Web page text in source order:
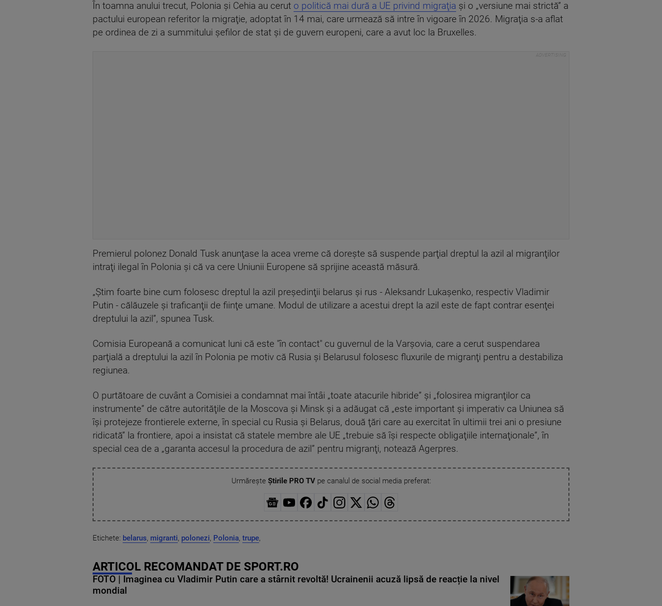
În toamna anului trecut, Polonia şi Cehia au cerut o politică mai dură a UE privind migraţia şi o „versiune mai strictă” a
pactului european referitor la migraţie, adoptat în 14 mai, care urmează să intre în vigoare în 2026. Migraţia s-a aflat
pe ordinea de zi a summitului şefilor de stat şi de guvern europeni, care a avut loc la Bruxelles.
Premierul polonez Donald Tusk anunţase la acea vreme că doreşte să suspende parţial dreptul la azil al migranţilor
intraţi ilegal în Polonia şi că va cere Uniunii Europene să sprijine această măsură.
„Ştim foarte bine cum folosesc dreptul la azil preşedinţii belarus şi rus - Aleksandr Lukaşenko, respectiv Vladimir
Putin - călăuzele şi traficanţii de fiinţe umane. Modul de utilizare a acestui drept la azil este de fapt contrar esenţei
dreptului la azil”, spunea Tusk.
Comisia Europeană a comunicat luni că este "în contact" cu guvernul de la Varşovia, care a cerut suspendarea
parţială a dreptului la azil în Polonia pe motiv că Rusia şi Belarusul folosesc fluxurile de migranţi pentru a destabiliza
regiunea.
O purtătoare de cuvânt a Comisiei a condamnat mai întâi „toate atacurile hibride” şi „folosirea migranţilor ca
instrumente” de către autorităţile de la Moscova şi Minsk şi a adăugat că „este important şi imperativ ca Uniunea să
îşi protejeze frontierele externe, în special cu Rusia şi Belarus, două ţări care au exercitat în ultimii trei ani o presiune
ridicată” la frontiere, apoi a insistat că statele membre ale UE „trebuie să îşi respecte obligaţiile internaţionale”, în
special cea de a „garanta accesul la procedura de azil” pentru migranţi, notează Agerpres.
Urmărește Știrile PRO TVpe canalul de social media preferat:
Etichete: belarus, migranti, polonezi, Polonia, trupe,
ARTICOL RECOMANDAT DE SPORT.RO
FOTO | Imaginea cu Vladimir Putin care a stârnit revoltă! Ucrainenii acuză lipsă de reacție la nivel
mondial